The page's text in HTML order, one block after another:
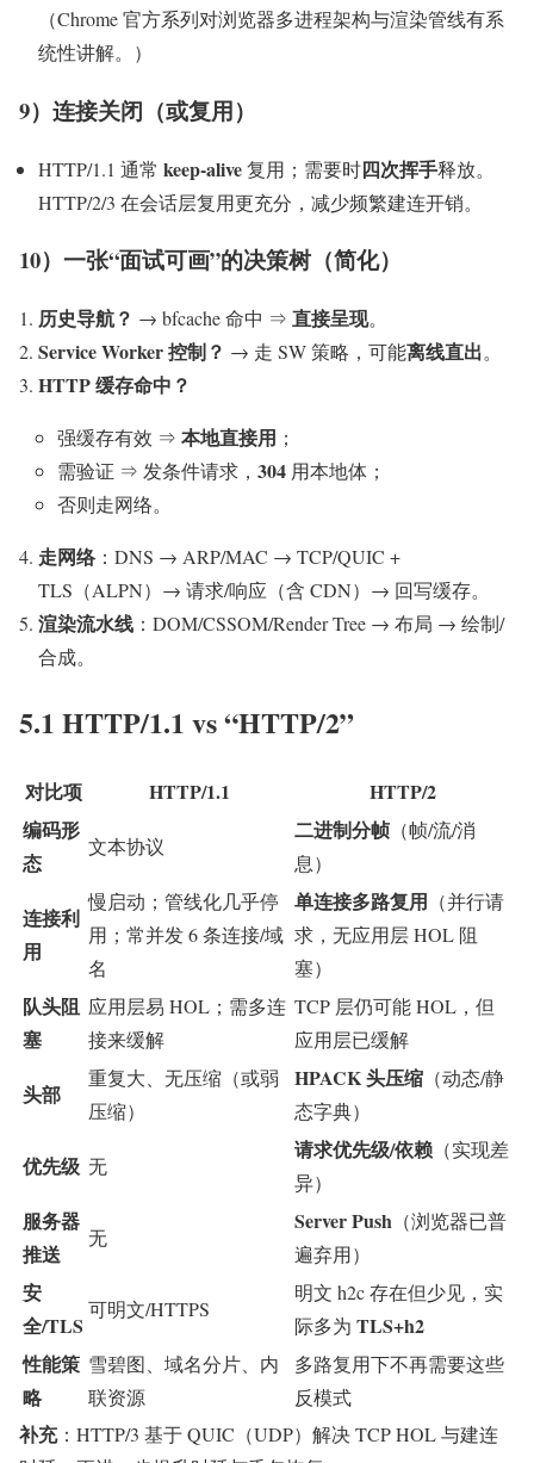
（Chrome 官方系列对浏览器多进程架构与渲染管线有系
统性讲解。）
9）连接关闭（或复用）
HTTP/1.1 通常 keep-alive复用；需要时四次挥手释放。
HTTP/2/3 在会话层复用更充分，减少频繁建连开销。
10）一张“面试可画”的决策树（简化）
历史导航？ → bfcache 命中 ⇒ 直接呈现。
Service Worker 控制？ → 走 SW 策略，可能离线直出。
HTTP 缓存命中？
强缓存有效 ⇒ 本地直接用 ；
需验证 ⇒ 发条件请求， 304 用本地体；
否则走网络。
走网络：DNS → ARP/MAC → TCP/QUIC +
TLS（ALPN）→ 请求/响应（含 CDN）→ 回写缓存。
渲染流水线 ：DOM/CSSOM/Render Tree → 布局 → 绘制/
合成。
5.1 HTTP/1.1 vs “HTTP/2”
对比项 HTTP/1.1
HTTP/2
编码形
态
文本协议
二进制分帧 （帧/流/消
息）
连接利
用
慢启动；管线化几乎停
用；常并发 6 条连接/域
名
单连接多路复用 （并行请
求，无应用层 HOL 阻
塞）
队头阻
塞
应用层易 HOL；需多连
接来缓解
TCP 层仍可能 HOL，但
应用层已缓解
头部
重复大、无压缩（或弱
压缩）
HPACK 头压缩 （动态/静
态字典）
优先级 无
请求优先级/依赖 （实现差
异）
服务器
推送
无
Server Push （浏览器已普
遍弃用）
安
全/TLS
可明文/HTTPS
明文 h2c 存在但少见，实
际多为 TLS+h2
性能策
略
雪碧图、域名分片、内
联资源
多路复用下不再需要这些
反模式
补充：HTTP/3 基于 QUIC（UDP）解决 TCP HOL 与建连